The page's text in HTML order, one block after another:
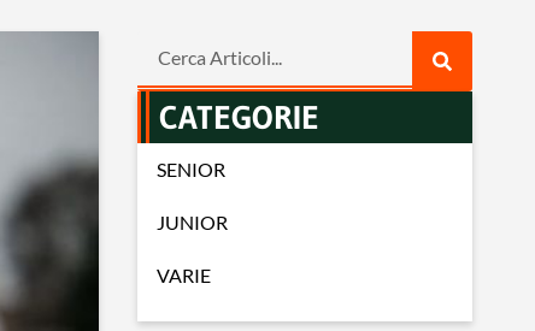
CATEGORIE
SENIOR
JUNIOR
VARIE